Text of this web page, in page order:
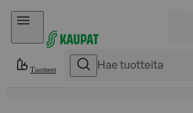
Hyppää sisältöön
Tuotteet